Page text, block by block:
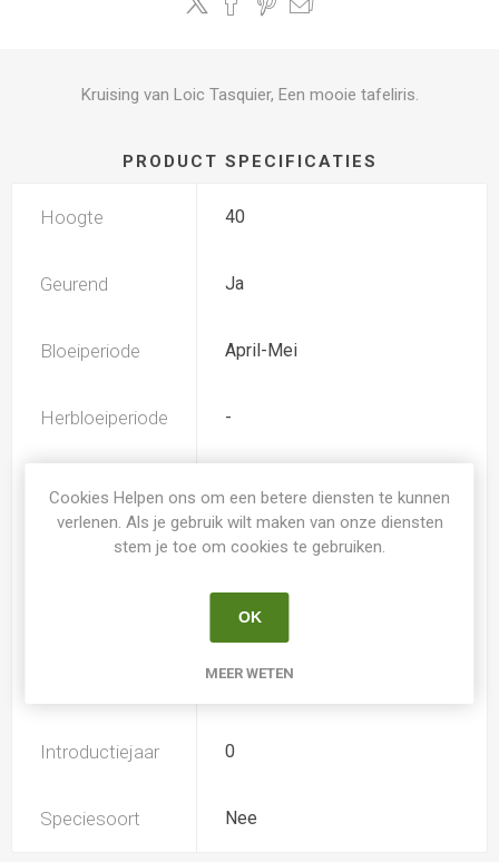
Kruising van Loic Tasquier, Een mooie tafeliris.
PRODUCT SPECIFICATIES
Hoogte 40
Geurend Ja
Bloeiperiode April-Mei
Herbloeiperiode -
MDB
Iris Germanica Intermediair
Tasquier
Introductiejaar 0
Speciesoort Nee
Cookies Helpen ons om een betere diensten te kunnen
verlenen. Als je gebruik wilt maken van onze diensten
stem je toe om cookies te gebruiken.
OK
MEER WETEN